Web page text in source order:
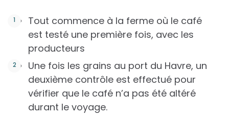
Tout commence à la ferme où le café
est testé une première fois, avec les
producteurs
Une fois les grains au port du Havre, un
deuxième contrôle est effectué pour
vérifier que le café n’a pas été altéré
durant le voyage.